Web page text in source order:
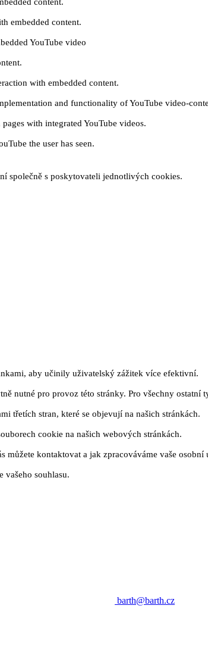
embedded content.
YouTube video
with embedded content.
and functionality of YouTube video-
with integrated YouTube videos.
the user has seen.
společně s poskytovateli jednotlivých cookies.
aby učinily uživatelský zážitek více efektivní.
nutné pro provoz této stránky. Pro všechny ostatní
třetích stran, které se objevují na našich stránkách.
cookie na našich webových stránkách.
můžete kontaktovat a jak zpracováváme vaše osobní
vašeho souhlasu.
barth@barth.cz